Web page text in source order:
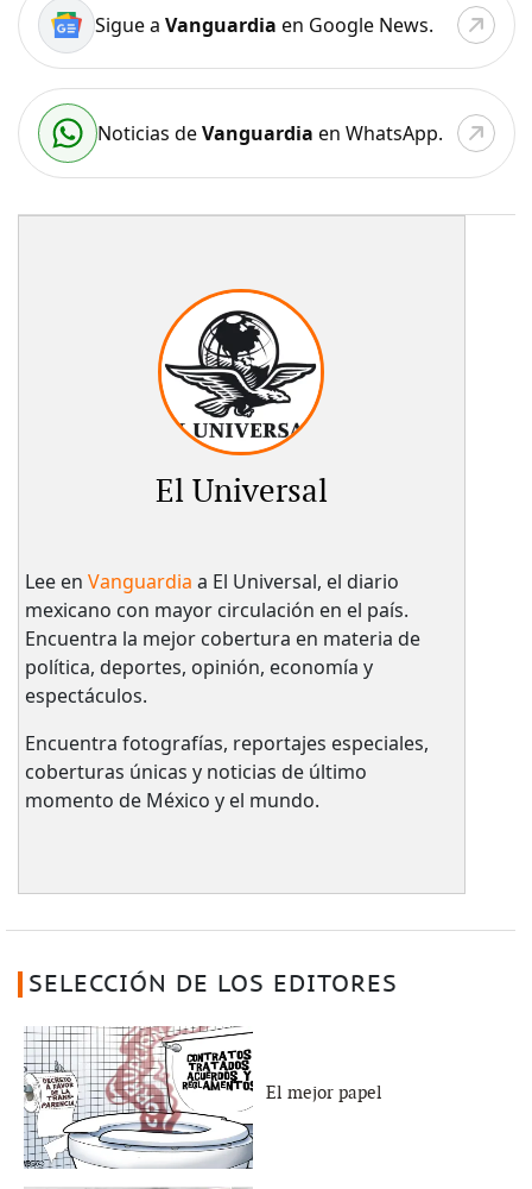
Sigue a Vanguardia en Google News.
Noticias deVanguardia en WhatsApp.
El Universal
Lee en Vanguardia a El Universal, el diario
mexicano con mayor circulación en el país.​
Encuentra la mejor cobertura en materia de
política, deportes, opinión, economía y
espectáculos.
Encuentra fotografías, reportajes especiales,
coberturas únicas y noticias de último
momento de México y el mundo.
SELECCIÓN DE LOS EDITORES
El mejor papel